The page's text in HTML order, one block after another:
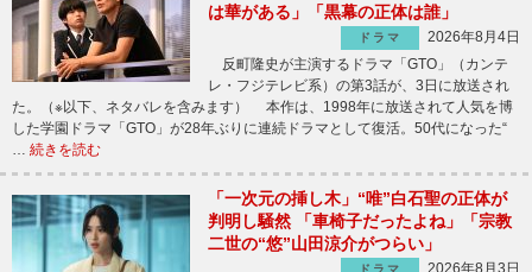
は華がある」「黒幕の正体は誰」
ドラマ
2026年8月4日
反町隆史が主演するドラマ「GTO」（カンテ
レ・フジテレビ系）の第3話が、3日に放送され
た。（※以下、ネタバレを含みます） 本作は、1998年に放送されて人気を博
した学園ドラマ「GTO」が28年ぶりに連続ドラマとして復活。50代になった“
続きを読む
「一次元の挿し木」“唯”白石聖の正体が
判明し騒然 「車椅子だったよね」「宗教
二世の“悠”山田涼介がつらい」
ドラマ
2026年8月3日